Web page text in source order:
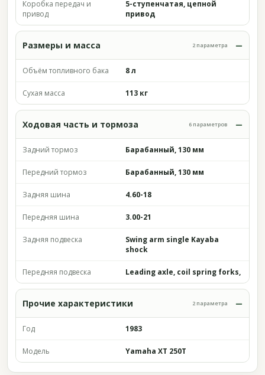
Коробка передач и
привод
5-ступенчатая, цепной
привод
Размеры и масса 2 параметра
Объём топливного бака 8 л
Сухая масса 113 кг
Ходовая часть и тормоза 6 параметров
Задний тормоз Барабанный, 130 мм
Передний тормоз Барабанный, 130 мм
Задняя шина 4.60-18
Передняя шина 3.00-21
Задняя подвеска
Swing arm single Kayaba
shock
Передняя подвеска Leading axle, coil spring forks,
Прочие характеристики 2 параметра
Год 1983
Модель Yamaha XT 250T